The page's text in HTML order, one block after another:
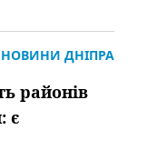
НОВИНИ ДНІПРА
районів
є